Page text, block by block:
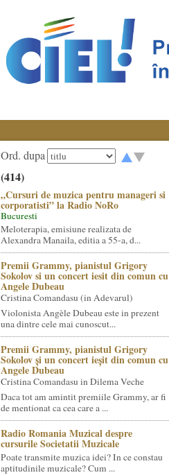
Ord. dupa
(414)
„Cursuri de muzica pentru manageri si
corporatisti” la Radio NoRo
Bucuresti
Meloterapia, emisiune realizata de
Alexandra Manaila, editia a 55-a, d...
Premii Grammy, pianistul Grigory
Sokolov si un concert iesit din comun cu
Angele Dubeau
Cristina Comandasu (in Adevarul)
Violonista Angèle Dubeau este in prezent
una dintre cele mai cunoscut...
Premii Grammy, pianistul Grigory
Sokolov și un concert ieșit din comun cu
Angele Dubeau
Cristina Comandasu in Dilema Veche
Daca tot am amintit premiile Grammy, ar fi
de mentionat ca cea care a ...
Radio Romania Muzical despre
cursurile Societatii Muzicale
Poate transmite muzica idei? In ce constau
aptitudinile muzicale? Cum ...